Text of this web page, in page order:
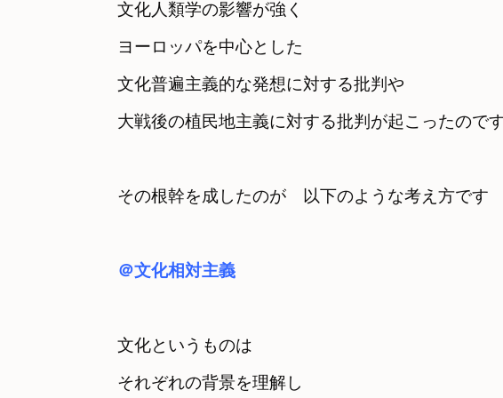
文化人類学の影響が強く
ヨーロッパを中心とした
文化普遍主義的な発想に対する批判や
大戦後の植民地主義に対する批判が起こったので
その根幹を成したのが　以下のような考え方です
＠文化相対主義
文化というものは
それぞれの背景を理解し